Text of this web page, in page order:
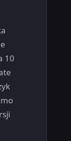
10